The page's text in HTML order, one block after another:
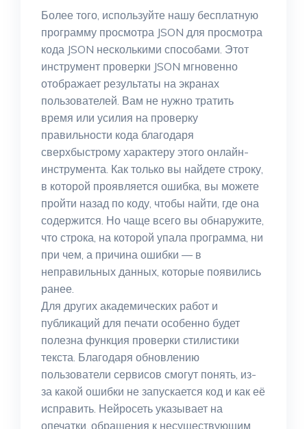
Более того, используйте нашу бесплатную
программу просмотра JSON для просмотра
кода JSON несколькими способами. Этот
инструмент проверки JSON мгновенно
отображает результаты на экранах
пользователей. Вам не нужно тратить
время или усилия на проверку
правильности кода благодаря
сверхбыстрому характеру этого онлайн-
инструмента. Как только вы найдете строку,
в которой проявляется ошибка, вы можете
пройти назад по коду, чтобы найти, где она
содержится. Но чаще всего вы обнаружите,
что строка, на которой упала программа, ни
при чем, а причина ошибки — в
неправильных данных, которые появились
ранее.
Для других академических работ и
публикаций для печати особенно будет
полезна функция проверки стилистики
текста. Благодаря обновлению
пользователи сервисов смогут понять, из-
за какой ошибки не запускается код и как её
исправить. Нейросеть указывает на
опечатки, обращения к несуществующим